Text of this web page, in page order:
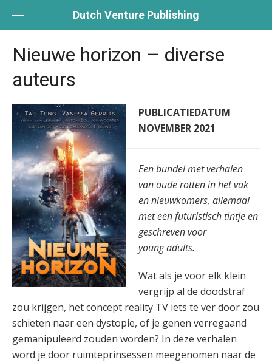
Dutch Venture Publishing
Nieuwe horizon – diverse
auteurs
PUBLICATIEDATUM
NOVEMBER 2021
Een bundel met verhalen
van oude rottenin het vak
en nieuwkomers, allemaal
meteen futuristisch tintje en
geschreven voor
young adults.
Wat als je voor elk klein
vergrijp al de doodstraf
zou krijgen, het concept reality TV iets te ver door zou
schieten naar een dystopie, of je genen verregaand
gemanipuleerd zouden worden? In deze verhalen
word je door ruimteprinsessen meegenomen naar de